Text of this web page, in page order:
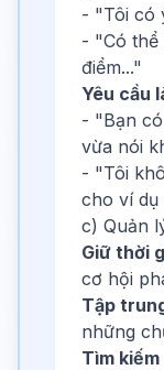
- "Tôi có
- "Có thể
điểm..."
Yêu cầu
- "Bạn
vừa nói
- "Tôi
cho ví dụ
c) Quản
Giữ thời
cơ hội
Tập
những
Tìm